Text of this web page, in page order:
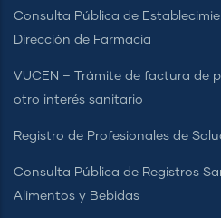
Consulta Pública de
Dirección de Farmacia
VUCEN – Trámite de factura de
otro interés sanitario
Registro de Profesionales de
Consulta Pública de Registros
Alimentos y Bebidas